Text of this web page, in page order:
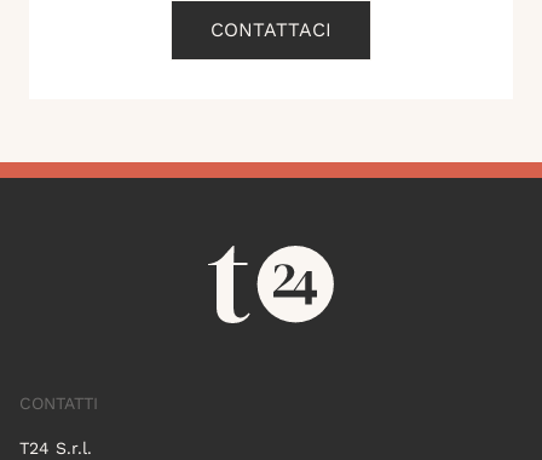
CONTATTACI
CONTATTI
T24 S.r.l.